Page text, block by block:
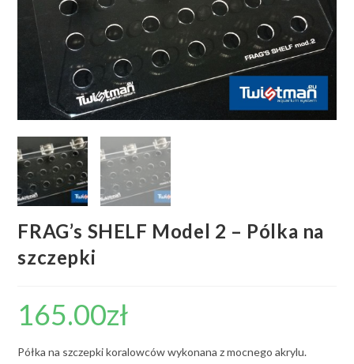
FRAG’s SHELF Model 2 – Pólka na
szczepki
165.00zł
Półka na szczepki koralowców wykonana z mocnego akrylu.